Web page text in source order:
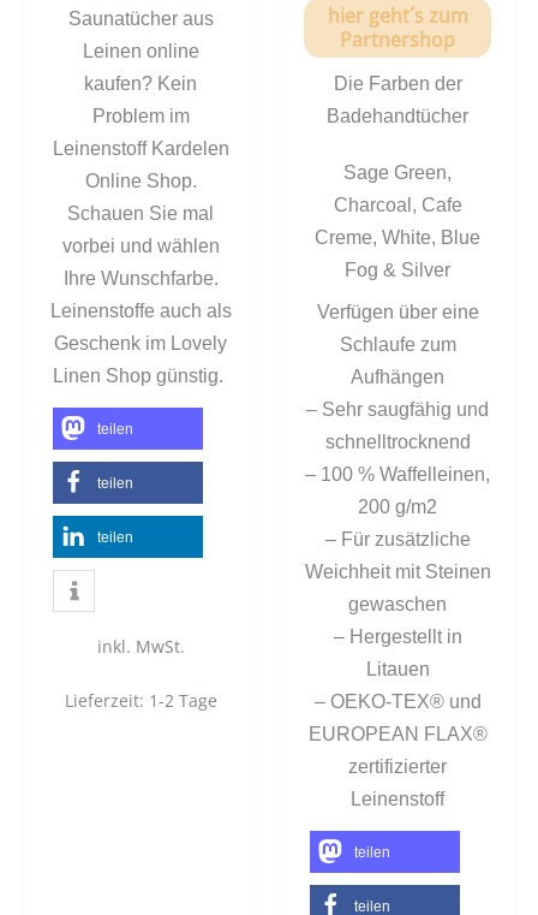
Saunatücher aus
Leinen online
kaufen? Kein
Problem im
Leinenstoff Kardelen
Online Shop.
Schauen Sie mal
vorbei und wählen
Ihre Wunschfarbe.
Leinenstoffe auch als
Geschenk im Lovely
Linen Shop günstig.
teilen
teilen
teilen
inkl. MwSt.
Lieferzeit: 1-2 Tage
hier geht´s zum
Partnershop
Die Farben der
Badehandtücher
Sage Green,
Charcoal, Cafe
Creme, White, Blue
Fog & Silver
Verfügen über eine
Schlaufe zum
Aufhängen
– Sehr saugfähig und
schnelltrocknend
– 100 % Waffelleinen,
200 g/m2
– Für zusätzliche
Weichheit mit Steinen
gewaschen
– Hergestellt in
Litauen
– OEKO-TEX® und
EUROPEAN FLAX®
zertifizierter
Leinenstoff
teilen
teilen